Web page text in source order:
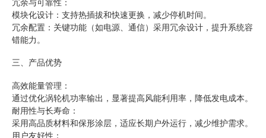
模块化设计：支持热插拔和快速更换，减少停机时间。
冗余配置：关键功能（如电源、通信）采用冗余设计，提升系统容
错能力。
三、产品优势
高效能量管理：
通过优化涡轮机功率输出，显著提高风能利用率，降低发电成本。
耐用性与长寿命：
采用高品质材料和保形涂层，适应长期户外运行，减少维护需求。
用户友好性：